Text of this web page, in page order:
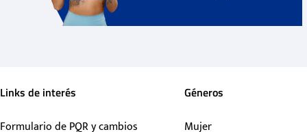
Links de interés
Formulario de PQR y cambios
Géneros
Mujer